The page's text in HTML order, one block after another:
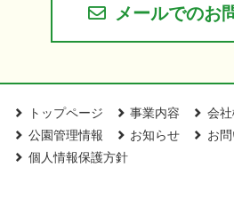
メールでのお
トップページ 事業内容 会
公園管理情報
お知らせ
お
個人情報保護方針